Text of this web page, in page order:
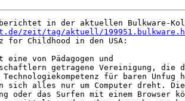
in der aktuellen Bulkware-
zeit/tag/aktuell/
for Childhood in den USA:
von Pädagogen und
getragene Vereinigung, die
Technologiekompetenz für baren Unfug
sich alles nur um Computer dreht. Die
oder das Surfen mit einem Browser